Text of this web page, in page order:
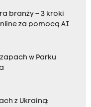
branży – 3 kroki
za pomocą AI
w Parku
z Ukrainą: